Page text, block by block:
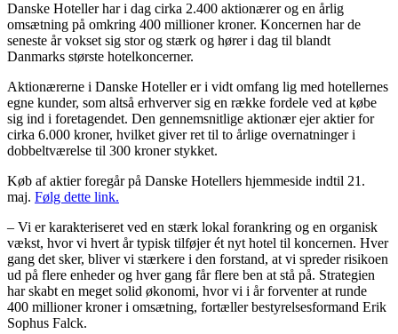
Danske Hoteller har i dag cirka 2.400 aktionærer og en årlig
omsætning på omkring 400 millioner kroner. Koncernen har de
seneste år vokset sig stor og stærk og hører i dag til blandt
Danmarks største hotelkoncerner.
Aktionærerne i Danske Hoteller er i vidt omfang lig med hotellernes
egne kunder, som altså erhverver sig en række fordele ved at købe
sig ind i foretagendet. Den gennemsnitlige aktionær ejer aktier for
cirka 6.000 kroner, hvilket giver ret til to årlige overnatninger i
dobbeltværelse til 300 kroner stykket.
Køb af aktier foregår på Danske Hotellers hjemmeside indtil 21.
maj. Følg dette link.
– Vi er karakteriseret ved en stærk lokal forankring og en organisk
vækst, hvor vi hvert år typisk tilføjer ét nyt hotel til koncernen. Hver
gang det sker, bliver vi stærkere i den forstand, at vi spreder risikoen
ud på flere enheder og hver gang får flere ben at stå på. Strategien
har skabt en meget solid økonomi, hvor vi i år forventer at runde
400 millioner kroner i omsætning, fortæller bestyrelsesformand Erik
Sophus Falck.